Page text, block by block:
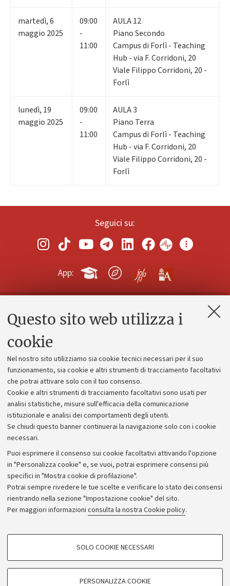
Questo sito web utilizza i
cookie
Nel nostro sito utilizziamo sia cookie tecnici necessari per il suo
funzionamento, sia cookie e altri strumenti di tracciamento facoltativi
che potrai attivare solo con il tuo consenso.
Cookie e altri strumenti di tracciamento facoltativi sono usati per
analisi statistiche, misure sull'efficacia della comunicazione
istituzionale e analisi dei comportamenti degli utenti.
Se chiudi questo banner continuerai la navigazione solo con i cookie
necessari.
Puoi esprimere il consenso sui cookie facoltativi attivando l'opzione
in "Personalizza cookie" e, se vuoi, potrai esprimere consensi più
specifici in "Mostra cookie di profilazione".
Potrai sempre rivedere le tue scelte e verificare lo stato dei consensi
rientrando nella sezione "Impostazione cookie" del sito.
Per maggiori informazioni consulta la nostra Cookie policy.
COOKIE DI PROFILAZIONE - FACOLTATIVI
SOLO COOKIE NECESSARI
PERSONALIZZA COOKIE
martedì,6
maggio 2025
09:00
-
11:00
AULA 12
Piano Secondo
Campus di Forlì - Teaching
Hub - via F. Corridoni, 20
Viale Filippo Corridoni, 20 -
Forlì
lunedì, 19
maggio 2025
09:00
-
11:00
AULA 3
Piano Terra
Campus di Forlì - Teaching
Hub - via F. Corridoni, 20
Viale Filippo Corridoni, 20 -
Forlì
Seguici su:
App:
Contatti e PEC
Alumni community
Piano strategico
Bilanci
Donazioni e 5x1000
Merchandising - UniboStore
Bandi, gare e concorsi
Albo online
Amministrazione trasparente
Atti di notifica
Informazioni sul sito e accessibilità
Dichiarazione di accessibilità
Privacy e note legali
Impostazioni Cookie